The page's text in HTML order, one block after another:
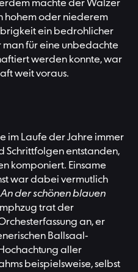
machte der Walzer
hohem oder niederem
ein bedrohlicher
man für eine unbedachte
werden konnte, war
weit voraus.
im Laufe der Jahre immer
Schrittfolgen entstanden,
komponiert. Einsame
war dabei vermutlich
An der schönen blauen
trat der
an, er
Ballsaal-
aller
beispielsweise, selbst